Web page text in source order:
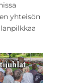
yhteisön